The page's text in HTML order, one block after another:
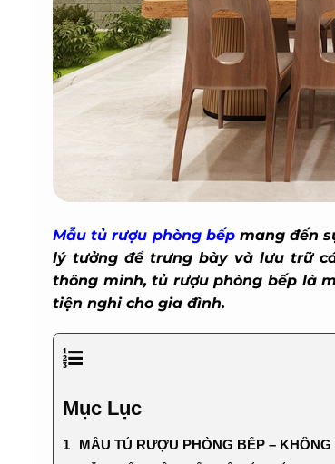
Mẫu tủ rượu phòng bếpmang đến
lý tưởng để trưng bày và lưu trữ
thông minh, tủ rượu phòng bếp là
tiện nghi cho gia đình.
Mục Lục
MẪU TỦ RƯỢU PHÒNG BẾP –